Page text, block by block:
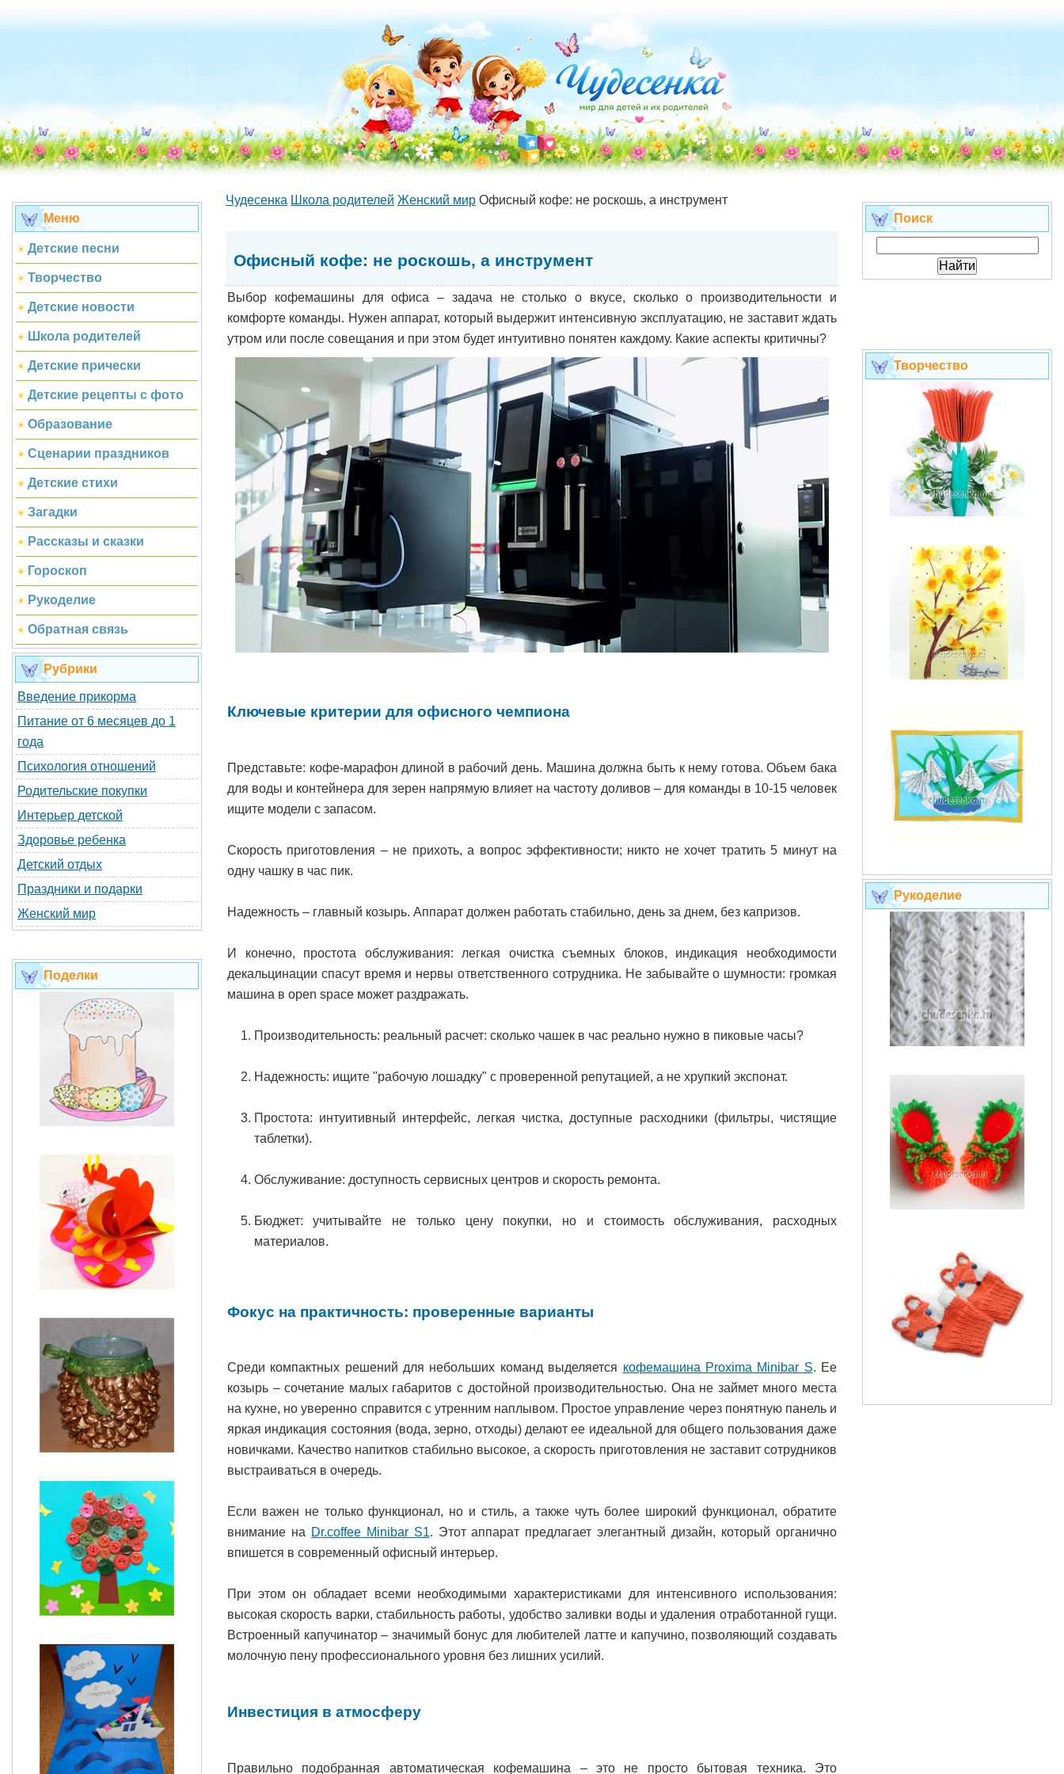
Меню
Детские песни
Творчество
Детские новости
Школа родителей
Детские прически
Детские рецепты с фото
Образование
Сценарии праздников
Детские стихи
Загадки
Рассказы и сказки
Гороскоп
Рукоделие
Обратная связь
Рубрики
Введение прикорма
Питание от 6 месяцев до 1
года
Психология отношений
Родительские покупки
Интерьер детской
Здоровье ребенка
Детский отдых
Праздники и подарки
Женский мир
Поделки
Чудесенка Школа родителей Женский мир Офисный кофе: не роскошь, а инструмент
Офисный кофе: не роскошь, а инструмент
Выбор кофемашины для офиса – задача не столько о вкусе, сколько о производительности и
комфорте команды. Нужен аппарат, который выдержит интенсивную эксплуатацию, не заставит ждать
утром или после совещания и при этом будет интуитивно понятен каждому. Какие аспекты критичны?
Ключевые критерии для офисного чемпиона
Представьте: кофе-марафон длиной в рабочий день. Машина должна быть к нему готова. Объем бака
для воды и контейнера для зерен напрямую влияет на частоту доливов – для команды в 10-15 человек
ищите модели с запасом.
Скорость приготовления – не прихоть, а вопрос эффективности; никто не хочет тратить 5 минут на
одну чашку в час пик.
Надежность – главный козырь. Аппарат должен работать стабильно, день за днем, без капризов.
И конечно, простота обслуживания: легкая очистка съемных блоков, индикация необходимости
декальцинации спасут время и нервы ответственного сотрудника. Не забывайте о шумности: громкая
машина в open space может раздражать.
Производительность: реальный расчет: сколько чашек в час реально нужно в пиковые часы?
Надежность: ищите "рабочую лошадку" с проверенной репутацией, а не хрупкий экспонат.
Простота: интуитивный интерфейс, легкая чистка, доступные расходники (фильтры, чистящие
таблетки).
Обслуживание: доступность сервисных центров и скорость ремонта.
Бюджет: учитывайте не только цену покупки, но и стоимость обслуживания, расходных
материалов.
Фокус на практичность: проверенные варианты
Среди компактных решений для небольших команд выделяется кофемашина Proxima Minibar S. Ее
козырь – сочетание малых габаритов с достойной производительностью. Она не займет много места
на кухне, но уверенно справится с утренним наплывом. Простое управление через понятную панель и
яркая индикация состояния (вода, зерно, отходы) делают ее идеальной для общего пользования даже
новичками. Качество напитков стабильно высокое, а скорость приготовления не заставит сотрудников
выстраиваться в очередь.
Если важен не только функционал, но и стиль, а также чуть более широкий функционал, обратите
внимание на Dr.coffee Minibar S1. Этот аппарат предлагает элегантный дизайн, который органично
впишется в современный офисный интерьер.
При этом он обладает всеми необходимыми характеристиками для интенсивного использования:
высокая скорость варки, стабильность работы, удобство заливки воды и удаления отработанной гущи.
Встроенный капучинатор – значимый бонус для любителей латте и капучино, позволяющий создавать
молочную пену профессионального уровня без лишних усилий.
Инвестиция в атмосферу
Правильно подобранная автоматическая кофемашина – это не просто бытовая техника. Это
Поиск
Творчество
Рукоделие